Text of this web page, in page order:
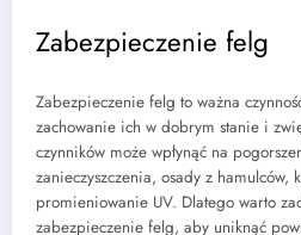
Zabezpieczenie felg
Zabezpieczenie felg to ważna
zachowanie ich w dobrym stanie i
czynników może wpłynąć na
zanieczyszczenia, osady z hamulców,
promieniowanie UV. Dlatego warto
zabezpieczenie felg, aby uniknąć